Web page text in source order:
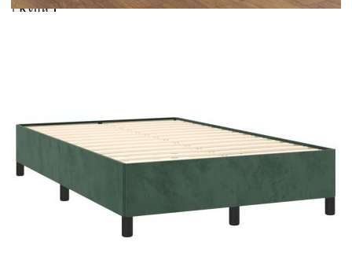
поръчката Ви вместо Вас. Вие я получавате и
разполагате с три начина да я платите към тях:
Отложено до 30 дни от момента на изпращане на
поръчката без оскъпяване. За покупки на стойност до
400 лв. / €204,52
Плащане на 4 вноски. Заплащате 20% от стойността на
поръчката си на момента с карта. Останалата сума се
разделя на 3 равни месечни вноски без оскъпяване. За
покупки на стойност до 1000 лв. / €511.31
Плащане на 6 вноски. Стойността на поръчката се